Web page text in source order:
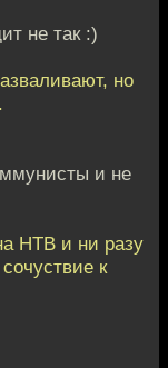
не так :)
но
и не
НТВ и ни разу
к